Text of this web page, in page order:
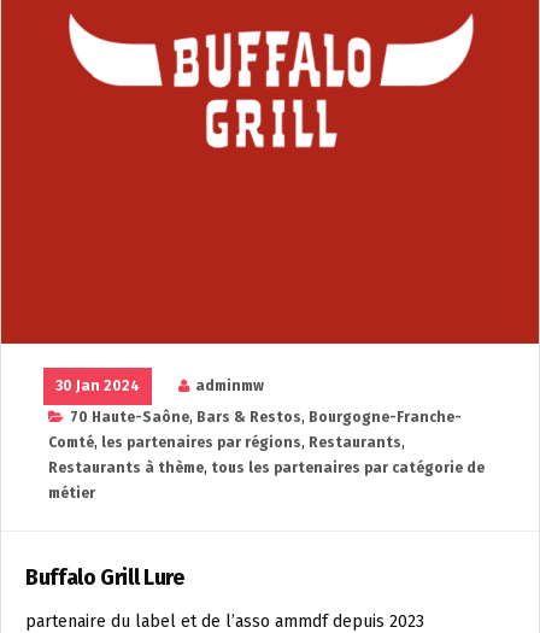
30 Jan 2024
adminmw
70 Haute-Saône, Bars & Restos, Bourgogne-Franche-
Comté, les partenaires par régions, Restaurants,
Restaurants à thème, tous les partenaires par catégorie de
métier
Buffalo Grill Lure
partenaire du label et de l’asso ammdf depuis 2023